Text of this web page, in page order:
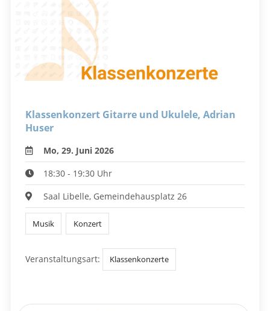
Klassenkonzert Gitarre und Ukulele, Adrian
Huser
Mo, 29. Juni 2026
18:30 - 19:30 Uhr
Saal Libelle, Gemeindehausplatz 26
Musik Konzert
Veranstaltungsart: Klassenkonzerte